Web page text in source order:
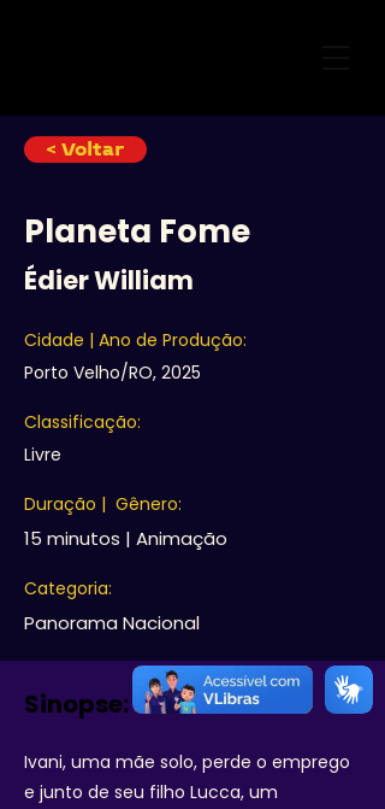
< Voltar
Planeta Fome
Édier William
Cidade | Ano de Produção:
Porto Velho/RO, 2025
Classificação:
Livre
Duração | Gênero:
15 minutos | Animação
Categoria:
Panorama Nacional
Sinopse:
Ivani, uma mãe solo, perde o emprego
e junto de seu filho Lucca, um